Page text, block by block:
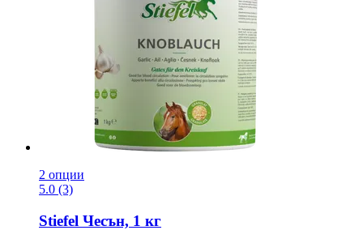
2 опции
5.0 (3)
Stiefel Чесън, 1 кг